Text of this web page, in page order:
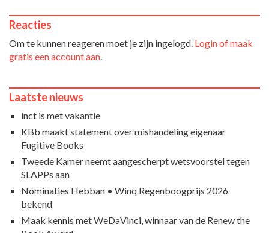
Reacties
Om te kunnen reageren moet je zijn ingelogd. Login of maak
gratis een account aan
Laatste nieuws
inct is met vakantie
KBb maakt statement over mishandeling eigenaar
Fugitive Books
Tweede Kamer neemt aangescherpt wetsvoorstel tegen
SLAPPs aan
Nominaties Hebban • Winq Regenboogprijs 2026
bekend
Maak kennis met WeDaVinci, winnaar van de Renew the